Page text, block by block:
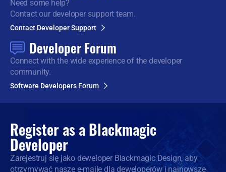
Need some help?
Contact our developer support team.
Contact Developer Support
Developer Forum
Connect with the wideexperience of the developer
community.
Software Developers Forum
Register as aBlackmagic
Developer
Zarejestruj się jako deweloper Blackmagic Design, aby
otrzymywać nasze e-maile dla deweloperów i najnowsze